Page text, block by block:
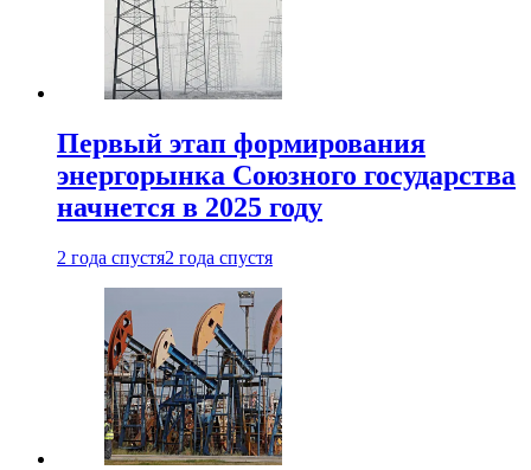
Первый этап формирования
энергорынка Союзного государства
начнется в 2025 году
2 года спустя2 года спустя